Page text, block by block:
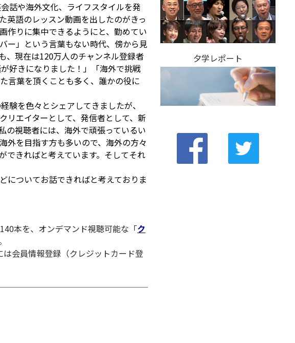
話や海外文化、ライフスタイルを発
英語のレッスン動画を出したのがきっ
作りに集中できるようにと、勤めてい
ー」という言葉もない時代、傍から見
、現在は120万人のチャンネル登録者
好きになりました！」「海外で挑戦
言葉を頂くことも多く、誰かの役に
験を色々とシェアしてきましたが、
リエイターとして、発信者として、新
の視聴者には、海外で頑張っているい
外を目指す方も多いので、海外の方々
できればと考えています。そしてそれ
についてお話できればと考えておりま
本を、オンデマンド視聴可能な「ク
は会員情報登録（クレジットカード登
夕学レポート